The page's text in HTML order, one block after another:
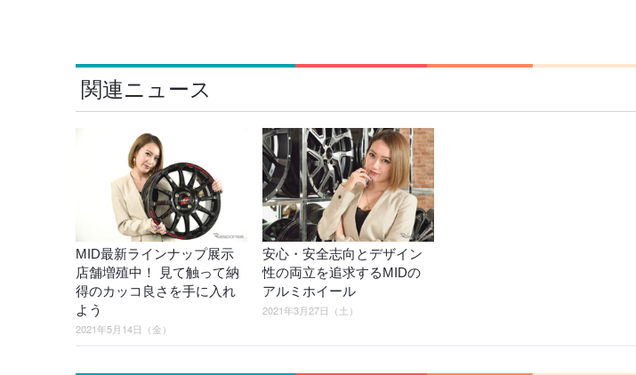
関連ニュース
MID最新ラインナップ展示
店舗増殖中！ 見て触って納
得のカッコ良さを手に入れ
よう
2021年5月14日（金）
安心・安全志向とデザイン
性の両立を追求するMIDの
アルミホイール
2021年3月27日（土）